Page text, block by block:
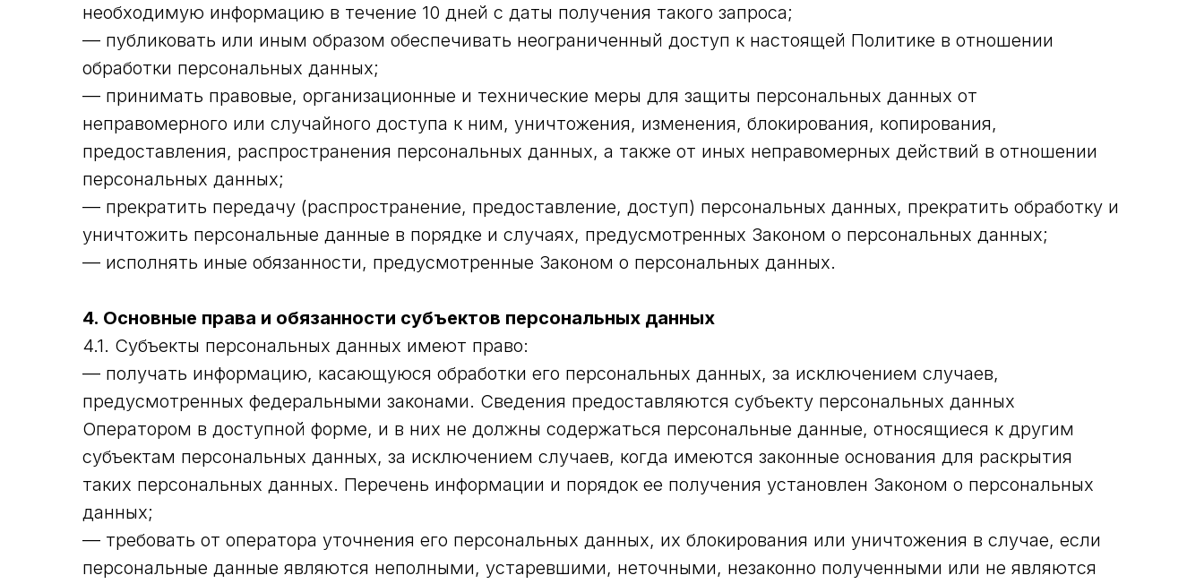
необходимую информацию в течение 10 дней с даты получения такого запроса;
— публиковать или иным образом обеспечивать неограниченный доступ к настоящей Политике в отношении
обработки персональных данных;
— принимать правовые, организационные и технические меры для защиты персональных данных от
неправомерного или случайного доступа к ним, уничтожения, изменения, блокирования, копирования,
предоставления, распространения персональных данных, а также от иных неправомерных действий в отношении
персональных данных;
— прекратить передачу (распространение, предоставление, доступ) персональных данных, прекратить обработку и
уничтожить персональные данные в порядке и случаях, предусмотренных Законом о персональных данных;
— исполнять иные обязанности, предусмотренные Законом о персональных данных.
4. Основные права и обязанности субъектов персональных данных
4.1. Субъекты персональных данных имеют право:
— получать информацию, касающуюся обработки его персональных данных, за исключением случаев,
предусмотренных федеральными законами. Сведения предоставляются субъекту персональных данных
Оператором в доступной форме, и в них не должны содержаться персональные данные, относящиеся к другим
субъектам персональных данных, за исключением случаев, когда имеются законные основания для раскрытия
таких персональных данных. Перечень информации и порядок ее получения установлен Законом о персональных
данных;
— требовать от оператора уточнения его персональных данных, их блокирования или уничтожения в случае, если
персональные данные являются неполными, устаревшими, неточными, незаконно полученными или не являются